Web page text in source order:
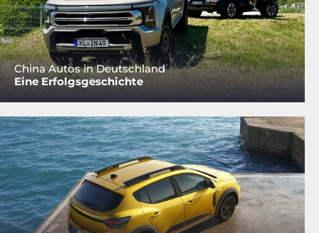
China Autos in Deutschland
Eine Erfolgsgeschichte